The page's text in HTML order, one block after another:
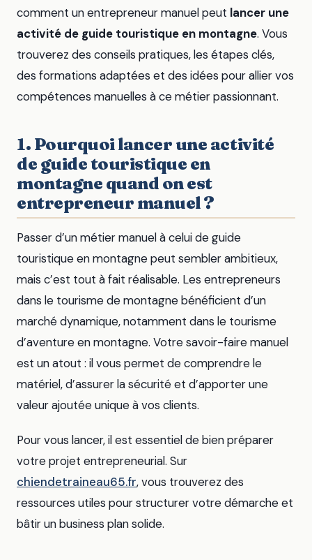
comment un entrepreneur manuel peut lancer une
activité de guide touristique en montagne. Vous
trouverez des conseils pratiques, les étapes clés,
des formations adaptées et des idées pour allier vos
compétences manuelles à ce métier passionnant.
1. Pourquoi lancer une activité
de guide touristique en
montagne quand on est
entrepreneur manuel ?
Passer d’un métier manuel à celui de guide
touristique en montagne peut sembler ambitieux,
mais c’est tout à fait réalisable. Les entrepreneurs
dans le tourisme de montagne bénéficient d’un
marché dynamique, notamment dans le tourisme
d’aventure en montagne. Votre savoir-faire manuel
est un atout : il vous permet de comprendre le
matériel, d’assurer la sécurité et d’apporter une
valeur ajoutée unique à vos clients.
Pour vous lancer, il est essentiel de bien préparer
votre projet entrepreneurial. Sur
chiendetraineau65.fr, vous trouverez des
ressources utiles pour structurer votre démarche et
bâtir un business plan solide.